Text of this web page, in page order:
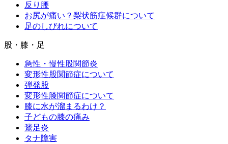
反り腰
お尻が痛い？梨状筋症候群について
足のしびれについて
股・膝・足
急性・慢性股関節炎
変形性股関節症について
弾発股
変形性膝関節症について
膝に水が溜まるわけ？
子どもの膝の痛み
鵞足炎
タナ障害